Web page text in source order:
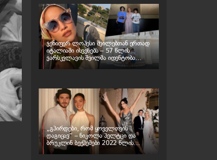
ჯენიფერ ლოპესი შვილებთან ერთად
იტალიაში ისვენებს – 57 წლის
ვარსკვლავის შვილმა იდენტობა
შეიცვალა
„გპირდები, რომ ყოველთვის
დაგიცავ“ – ნიკოლა პელტცი და
ბრუკლინ ბექჰემები 2022 წლის
ქორწილს „ბათილად ცნობენ“ – რა